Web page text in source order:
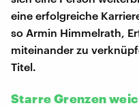
eine erfolgreiche
so Armin Himmelrath,
miteinander zu
Titel.
Starre Grenzen